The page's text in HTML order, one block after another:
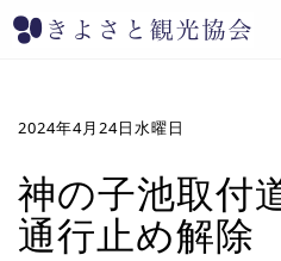
2024年4月24日水曜日
神の子池取付
通行止め解除